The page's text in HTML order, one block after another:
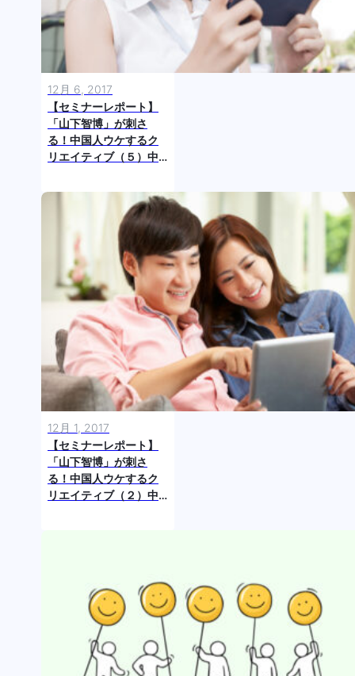
12月 6, 2017
【セミナーレポート】
「山下智博」が刺さ
る！中国人ウケするク
リエイティブ（５）中
PGC 、徹底的な挑戦が
12月 1, 2017
【セミナーレポート】
「山下智博」が刺さ
る！中国人ウケするク
リエイティブ（２）中